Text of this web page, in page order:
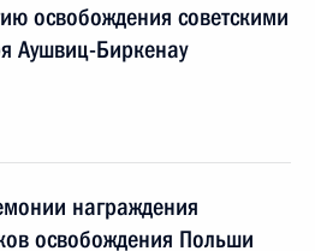
освобождения советскими
Аушвиц-Биркенау
награждения
освобождения Польши